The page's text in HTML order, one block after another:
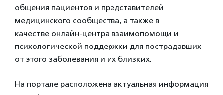
общения пациентов и представителей
медицинского сообщества, а также в
качестве онлайн-центра взаимопомощи и
психологической поддержки для пострадавших
от этого заболевания и их близких.
На портале расположена актуальная информация